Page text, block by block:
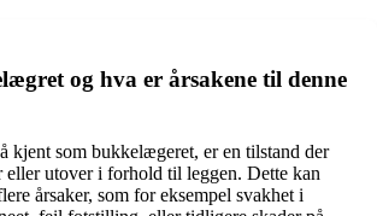
og hva er årsakene til denne
kjent som bukkelægeret, er en tilstand der
eller utover i forhold til leggen. Dette kan
årsaker, som for eksempel svakhet i